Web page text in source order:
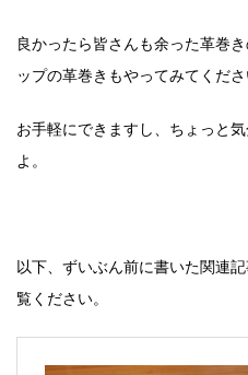
良かったら皆さんも余った革巻
ップの革巻きもやってみてくださ
お手軽にできますし、ちょっと
よ。
以下、ずいぶん前に書いた関連
覧ください。